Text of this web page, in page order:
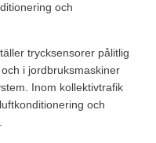
och
trycksensorer pålitlig
i jordbruksmaskiner
Inom kollektivtrafik
och